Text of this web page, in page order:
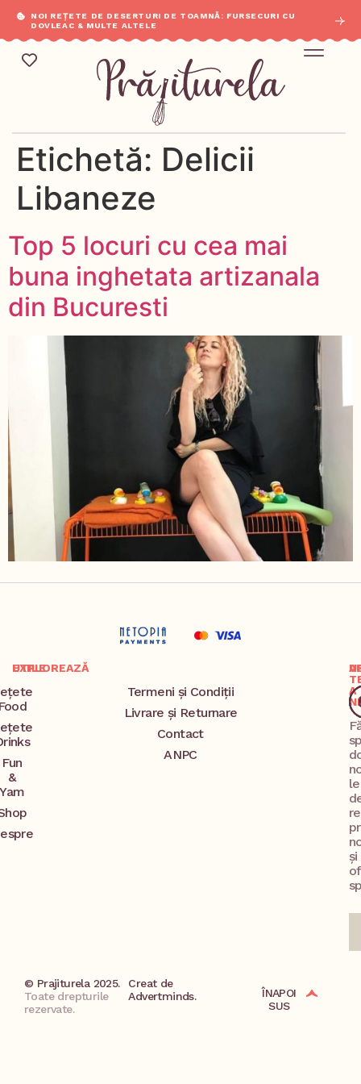
NOI REȚETE DE DESERTURI DE TOAMNĂ: FURSECURI CU
DOVLEAC & MULTE ALTELE
Etichetă: Delicii
Libaneze
Top 5 locuri cu cea mai
buna inghetata artizanala
din Bucuresti
EXPLOREAZĂ
Fun
&
Yam
UTILE
Termeni și Condiții
Livrare și Returnare
Contact
ANPC
A
și
© Prajiturela 2025.
Toate drepturile
rezervate.
Creat de
Advertminds.
ÎNAPOI
SUS